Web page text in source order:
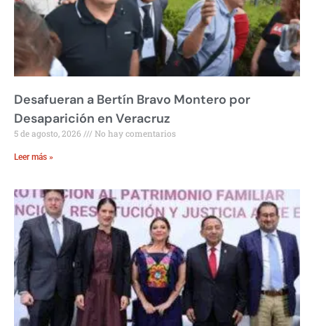
Desafueran a Bertín Bravo Montero por
Desaparición en Veracruz
5 de agosto, 2026 No hay comentarios
Leer más »